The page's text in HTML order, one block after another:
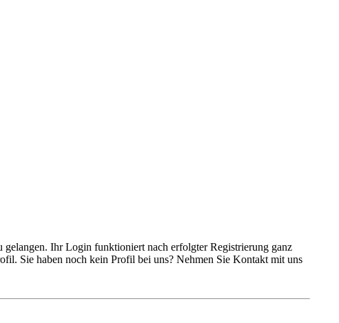
Ihr Login funktioniert nach erfolgter Registrierung ganz
Sie haben noch kein Profil bei uns? Nehmen Sie Kontakt mit uns